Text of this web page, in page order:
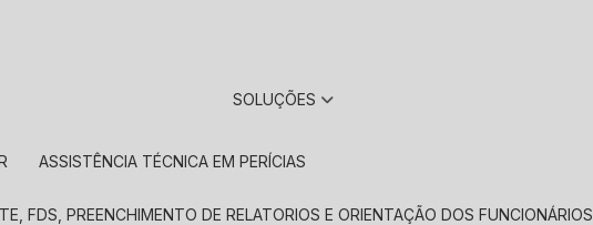
SOLUÇÕES
ASSISTÊNCIA TÉCNICA EM PERÍCIAS
FDS, PREENCHIMENTO DE RELATORIOS E ORIENTAÇÃO DOS FUNCIONÁRIOS